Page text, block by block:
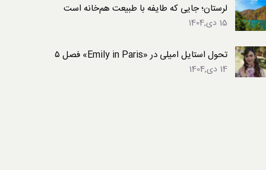
لرستان؛ جایی که طایفه با طبیعت هم‌خانه است
15 دی,1404
تحول استایل امیلی در «Emily in Paris» فصل ۵
14 دی,1404